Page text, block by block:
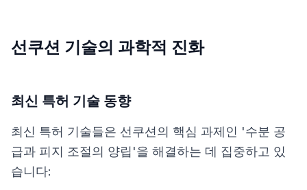
선쿠션 기술의 과학적 진화
최신 특허 기술 동향
최신 특허 기술들은 선쿠션의 핵심 과제인 '수분 공
급과 피지 조절의 양립'을 해결하는 데 집중하고 있
습니다: